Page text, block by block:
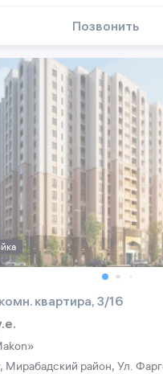
Позвонить
квартира, 3/16
Мирабадский район, Ул.